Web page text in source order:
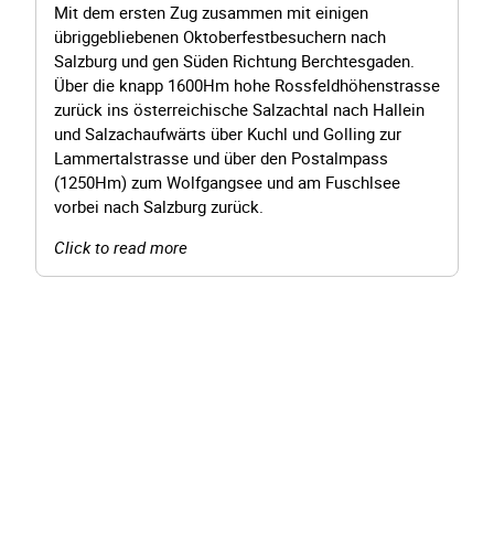
Mit dem ersten Zug zusammen mit einigen
übriggebliebenen Oktoberfestbesuchern nach
Salzburg und gen Süden Richtung Berchtesgaden.
Über die knapp 1600Hm hohe Rossfeldhöhenstrasse
zurück ins österreichische Salzachtal nach Hallein
und Salzachaufwärts über Kuchl und Golling zur
Lammertalstrasse und über den Postalmpass
(1250Hm) zum Wolfgangsee und am Fuschlsee
vorbei nach Salzburg zurück.
Click to read more